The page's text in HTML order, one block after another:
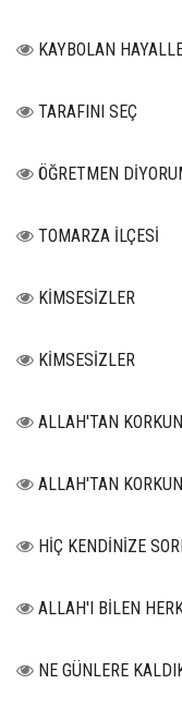
KAYBOLAN
TARAFINI SEÇ
ÖĞRETMEN
TOMARZA İLÇESİ
KİMSESİZLER
KİMSESİZLER
ALLAH'TAN
ALLAH'TAN
HİÇ KENDİNİZE
ALLAH'I BİLEN
NE GÜNLERE